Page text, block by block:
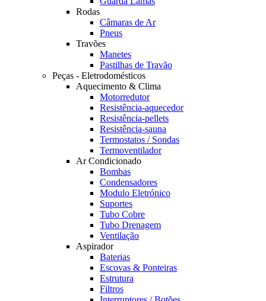
Rodas
Câmaras de Ar
Pneus
Travões
Manetes
Pastilhas de Travão
Peças - Eletrodomésticos
Aquecimento & Clima
Motorredutor
Resistência-aquecedor
Resistência-pellets
Resistência-sauna
Termostatos / Sondas
Termoventilador
Ar Condicionado
Bombas
Condensadores
Modulo Eletrónico
Suportes
Tubo Cobre
Tubo Drenagem
Ventilação
Aspirador
Baterias
Escovas & Ponteiras
Estrutura
Filtros